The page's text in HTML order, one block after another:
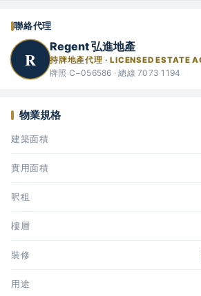
聯絡代理
R
Regent 弘進地產
持牌地產代理 · LICENSED ESTATE
牌照 C−056586 · 總線 7073 1194
物業規格
建築面積
實用面積
呎租
樓層
裝修
用途